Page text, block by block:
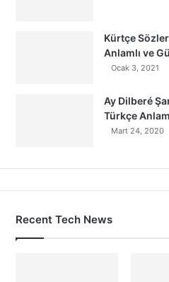
Kürtçe
Anlamlı ve
Ocak 3, 2021
Ay Dilberé
Türkçe
Mart 24, 2020
Recent Tech News